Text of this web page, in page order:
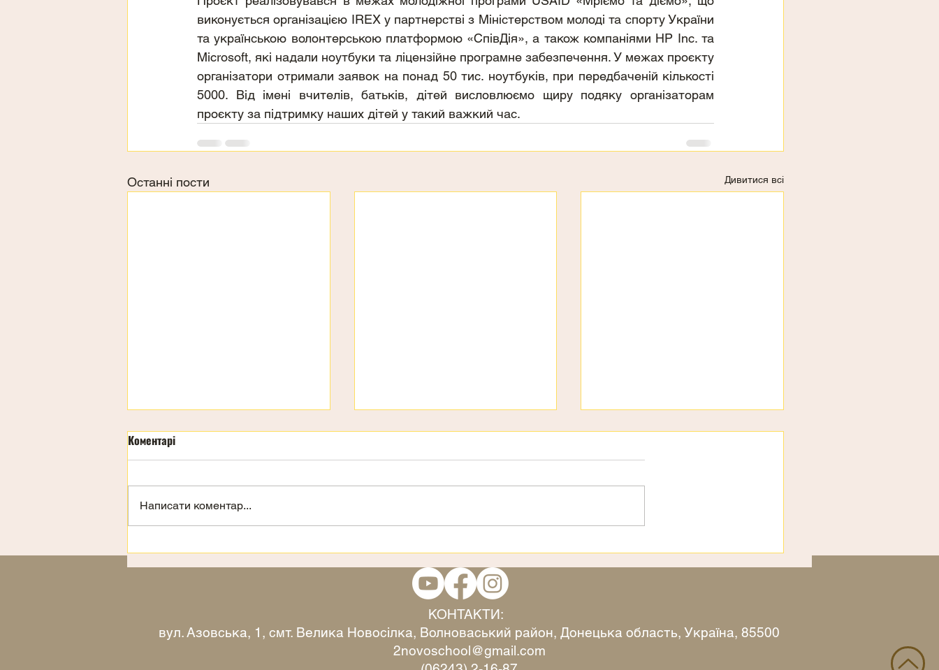
виконується організацією IREX у партнерстві з Міністерством молоді та спорту України
та українською волонтерською платформою «СпівДія», а також компаніями HP Inc. та
Microsoft, які надали ноутбуки та ліцензійне програмне забезпечення. У межах проєкту
організатори отримали заявок на понад 50 тис. ноутбуків, при передбаченій кількості
5000. Від імені вчителів, батьків, дітей висловлюємо щиру подяку організаторам
проєкту за підтримку наших дітей у такий важкий час.
Останні пости Дивитися всі
День дітей 3 страхи Вітаємо
Коментарі
Написати коментар...
КОНТАКТИ:
вул. Азовська, 1, смт. Велика Новосілка, Волноваський район, Донецька область, Україна, 85500
2novoschool@gmail.com